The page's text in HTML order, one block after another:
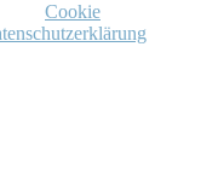
Cookie